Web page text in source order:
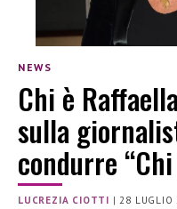
NEWS
Chi è
sulla
condurre
LUCREZIA CIOTTI | 28 LUGLIO